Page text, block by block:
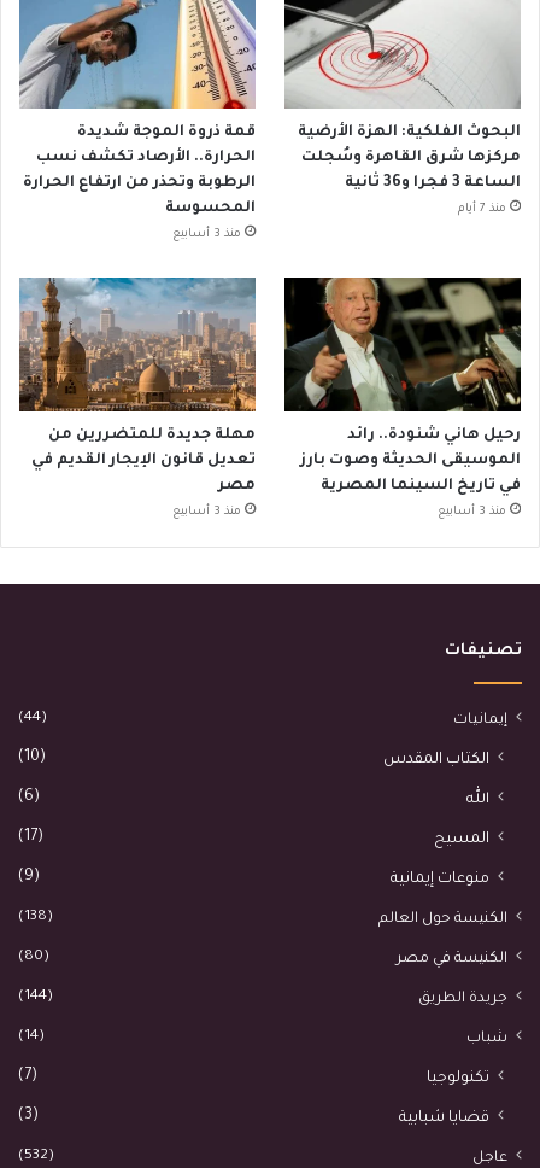
البحوث الفلكية: الهزة الأرضية
مركزها شرق القاهرة وسُجلت
الساعة 3 فجرا و36 ثانية
منذ 7 أيام
قمة ذروة الموجة شديدة
الحرارة.. الأرصاد تكشف نسب
الرطوبة وتحذر من ارتفاع الحرارة
المحسوسة
منذ 3 أسابيع
رحيل هاني شنودة.. رائد
الموسيقى الحديثة وصوت بارز
في تاريخ السينما المصرية
منذ 3 أسابيع
مهلة جديدة للمتضررين من
تعديل قانون الإيجار القديم في
مصر
منذ 3 أسابيع
تصنيفات
إيمانيات (44)
الكتاب المقدس (10)
الله (6)
المسيح (17)
منوعات إيمانية (9)
الكنيسة حول العالم (138)
الكنيسة في مصر (80)
جريدة الطريق (144)
شباب (14)
تكنولوجيا (7)
قضايا شبابية (3)
عاجل (532)